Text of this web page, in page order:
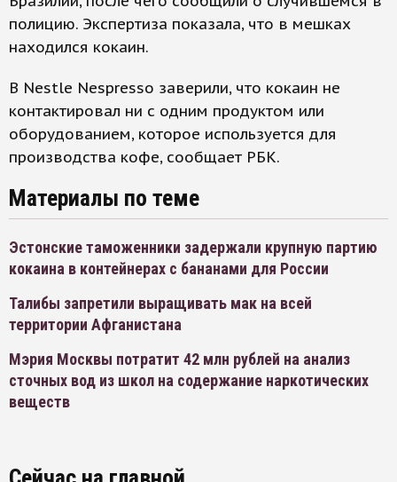
полицию. Экспертиза показала, что в мешках
находился кокаин.
В Nestle Nespresso заверили, что кокаин не
контактировал ни с одним продуктом или
оборудованием, которое используется для
производства кофе, сообщает РБК.
Материалы по теме
Эстонские таможенники задержали крупную партию
кокаина в контейнерах с бананами для России
Талибы запретили выращивать мак на всей
территории Афганистана
Мэрия Москвы потратит 42 млн рублей на анализ
сточных вод из школ на содержание наркотических
веществ